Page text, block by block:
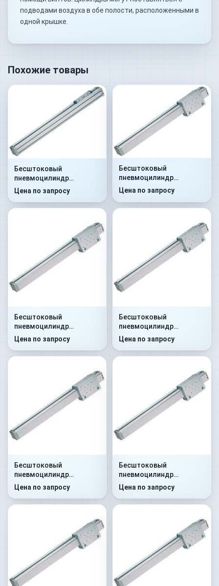
подводами воздуха в обе полости, расположенными в
одной крышке.
Похожие товары
Бесштоковый
пневмоцилиндр
52G2P25A0110
Цена по запросу
Бесштоковый
пневмоцилиндр
52G2C25A0100
Цена по запросу
Бесштоковый
пневмоцилиндр
52G8P25A0290
Цена по запросу
Бесштоковый
пневмоцилиндр
52G8C25A0105
Цена по запросу
Бесштоковый
пневмоцилиндр
52G2P32A0100
Цена по запросу
Бесштоковый
пневмоцилиндр
52G8P32A0300
Цена по запросу